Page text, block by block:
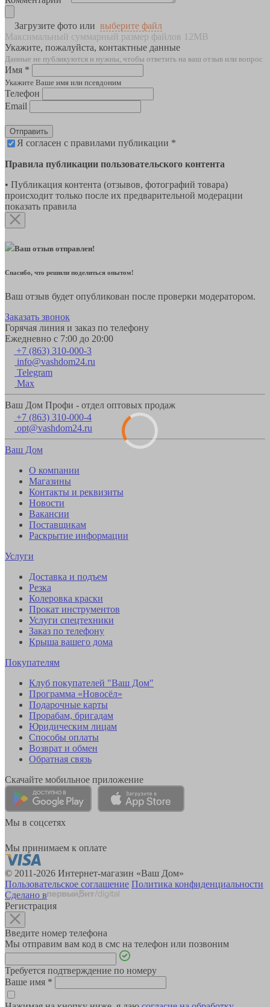
Загрузите фото или выберите файл
Максимальный суммарный размер файлов 12MB
Укажите, пожалуйста, контактные данные
Данные не публикуются и нужны, чтобы ответить на ваш отзыв или вопрос
Имя *
Укажите Ваше имя или псевдоним
Телефон
Email
Отправить
Я согласен с правилами публикации *
Правила публикации пользовательского контента
• Публикация контента (отзывов, фотографий товара)
происходит только после их предварительной модерации
показать правила
Ваш отзыв отправлен!
Спасибо, что решили поделиться опытом!
Ваш отзыв будет опубликован после проверки модератором.
Заказать звонок
Горячая линия и заказ по телефону
Ежедневно с 7:00 до 20:00
+7 (863) 310-000-3
info@vashdom24.ru
Telegram
Max
Ваш Дом Профи - отдел оптовых продаж
+7 (863) 310-000-4
opt@vashdom24.ru
Ваш Дом
О компании
Магазины
Контакты и реквизиты
Новости
Вакансии
Поставщикам
Раскрытие информации
Услуги
Доставка и подъем
Резка
Колеровка краски
Прокат инструментов
Услуги спецтехники
Заказ по телефону
Крыша вашего дома
Покупателям
Клуб покупателей "Ваш Дом"
Программа «Новосёл»
Подарочные карты
Прорабам, бригадам
Юридическим лицам
Способы оплаты
Возврат и обмен
Обратная связь
Скачайте мобильное приложение
Мы в соцсетях
Мы принимаем к оплате
© 2011-2026 Интернет-магазин «Ваш Дом»
Пользовательское соглашение Политика конфиденциальности
Сделано в
Регистрация
Введите номер телефона
Мы отправим вам код в смс на телефон или позвоним
Требуется подтверждение по номеру
Ваше имя *